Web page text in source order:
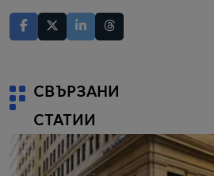
СВЪРЗАНИ
СТАТИИ